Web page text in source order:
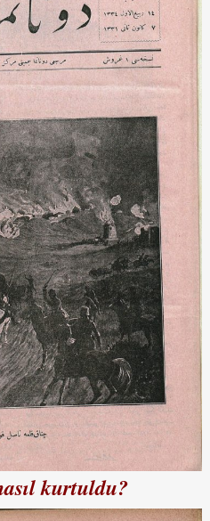
kurtuldu?